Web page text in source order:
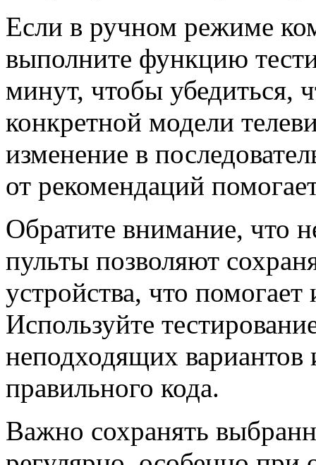
Если в ручном режиме
выполните функцию
минут, чтобы убедиться,
конкретной модели
изменение в
от рекомендаций
Обратите внимание, что
пульты позволяют
устройства, что
Используйте
неподходящих вариантов
правильного кода.
Важно сохранять